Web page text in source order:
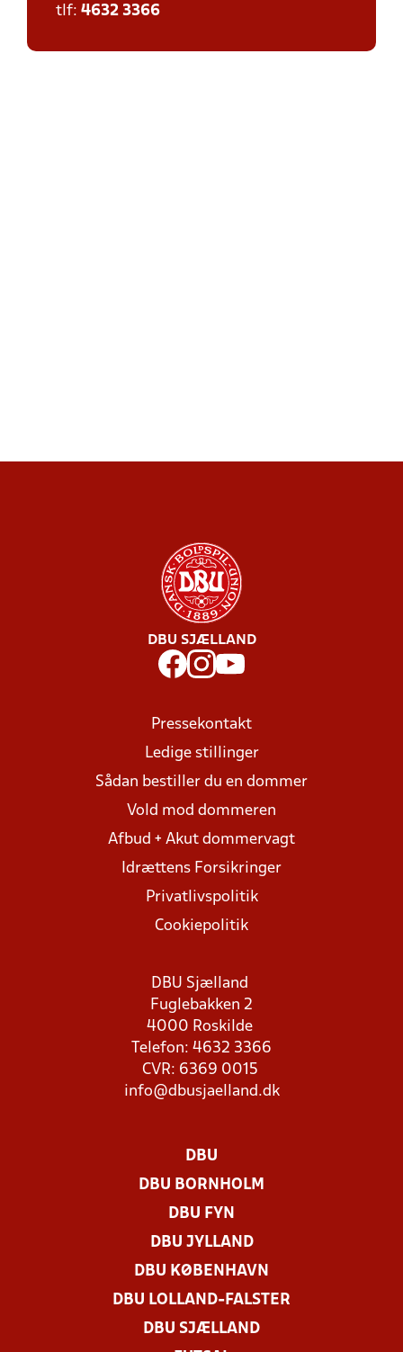
tlf: 4632 3366
DBU SJÆLLAND
Pressekontakt
Ledige stillinger
Sådan bestiller du en dommer
Vold mod dommeren
Afbud + Akut dommervagt
Idrættens Forsikringer
Privatlivspolitik
Cookiepolitik
DBU Sjælland
Fuglebakken 2
4000 Roskilde
Telefon: 4632 3366
CVR: 6369 0015
info@dbusjaelland.dk
DBU
DBU BORNHOLM
DBU FYN
DBU JYLLAND
DBU KØBENHAVN
DBU LOLLAND-FALSTER
DBU SJÆLLAND